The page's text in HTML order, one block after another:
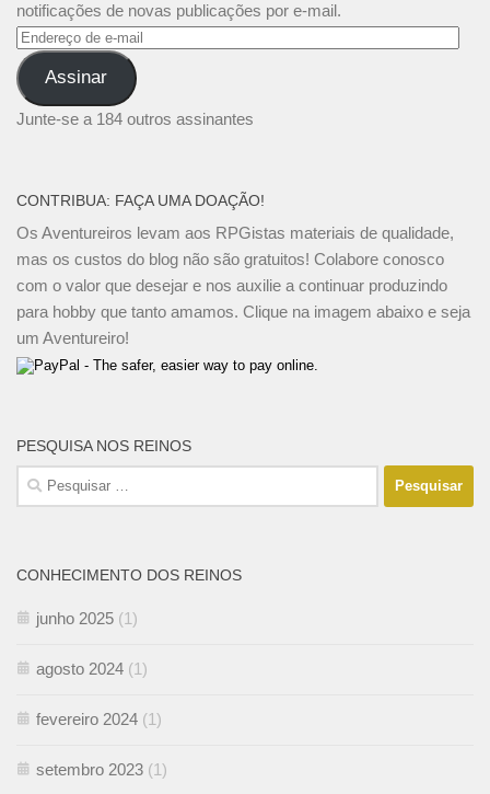
notificações de novas publicações por e-mail.
Endereço
de
e-
mail
Assinar
Junte-se a 184 outros assinantes
CONTRIBUA: FAÇA UMA DOAÇÃO!
Os Aventureiros levam aos RPGistas materiais de qualidade,
mas os custos do blog não são gratuitos! Colabore conosco
com o valor que desejar e nos auxilie a continuar produzindo
para hobby que tanto amamos. Clique na imagem abaixo e seja
um Aventureiro!
PESQUISA NOS REINOS
Pesquisar
por:
CONHECIMENTO DOS REINOS
junho 2025 (1)
agosto 2024 (1)
fevereiro 2024 (1)
setembro 2023 (1)